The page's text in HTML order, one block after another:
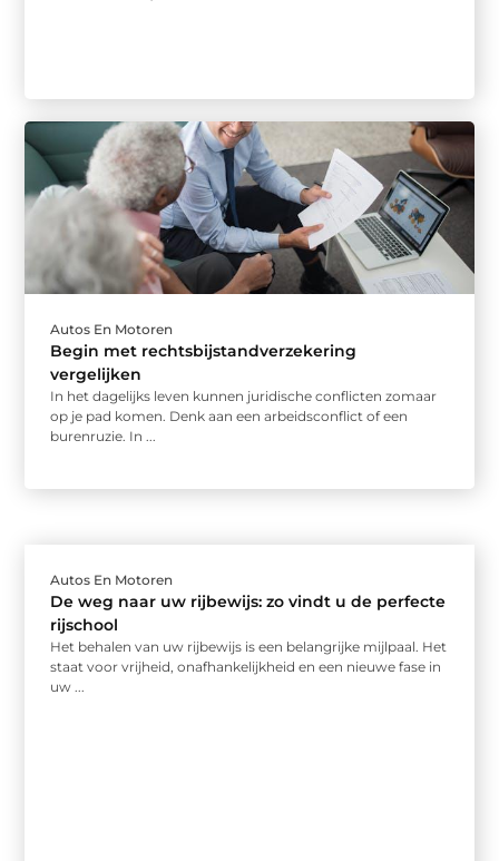
Autos En Motoren
Begin met rechtsbijstandverzekering
vergelijken
In het dagelijks leven kunnen juridische conflicten zomaar
op je pad komen. Denk aan een arbeidsconflict of een
burenruzie. In ...
Autos En Motoren
De weg naar uw rijbewijs: zo vindt u de perfecte
rijschool
Het behalen van uw rijbewijs is een belangrijke mijlpaal. Het
staat voor vrijheid, onafhankelijkheid en een nieuwe fase in
uw ...